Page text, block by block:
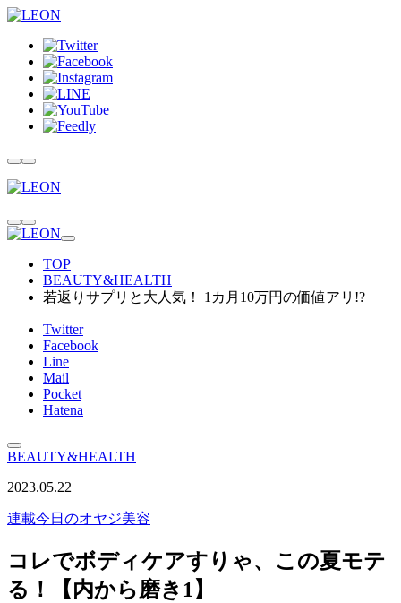
TOP
BEAUTY&HEALTH
若返りサプリと大人気！ 1カ月10万円の価値アリ!?
Twitter
Facebook
Line
Mail
Pocket
Hatena
BEAUTY&HEALTH
2023.05.22
連載今日のオヤジ美容
コレでボディケアすりゃ、この夏モテ
る！【内から磨き1】